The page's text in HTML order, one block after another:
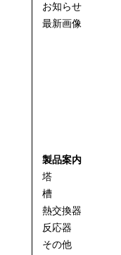
お知らせ
最新画像
製品案内
塔
槽
熱交換器
反応器
その他